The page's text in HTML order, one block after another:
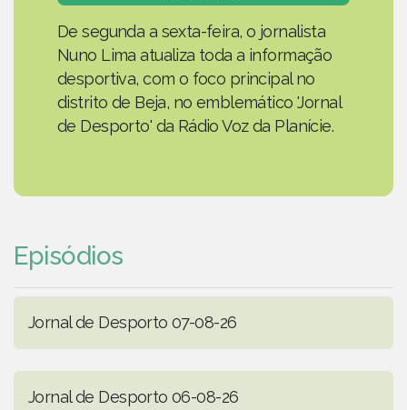
De segunda a sexta-feira, o jornalista
Nuno Lima atualiza toda a informação
desportiva, com o foco principal no
distrito de Beja, no emblemático 'Jornal
de Desporto' da Rádio Voz da Planície.
Episódios
Jornal de Desporto 07-08-26
Jornal de Desporto 06-08-26